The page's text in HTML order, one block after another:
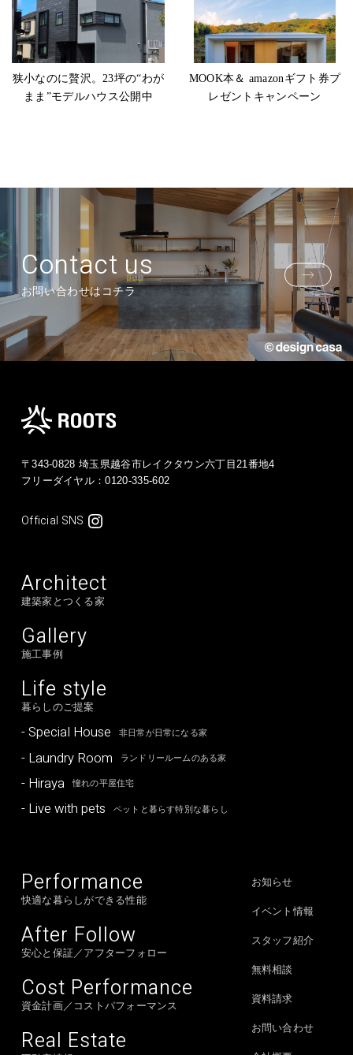
狭小なのに贅沢。23坪の“わが
まま”モデルハウス公開中
MOOK本＆ amazonギフト券プ
レゼントキャンペーン
Contact us
お問い合わせはコチラ
〒343-0828 埼玉県越谷市レイクタウン六丁目21番地4
フリーダイヤル：0120-335-602
Official SNS
Architect
建築家とつくる家
Gallery
施工事例
Life style
暮らしのご提案
- Special House 非日常が日常になる家
- Laundry Room ランドリールームのある家
- Hiraya 憧れの平屋住宅
- Live with pets ペットと暮らす特別な暮らし
Performance
快適な暮らしができる性能
After Follow
安心と保証／アフターフォロー
Cost Performance
資金計画／コストパフォーマンス
Real Estate
お知らせ
イベント情報
スタッフ紹介
無料相談
資料請求
お問い合わせ